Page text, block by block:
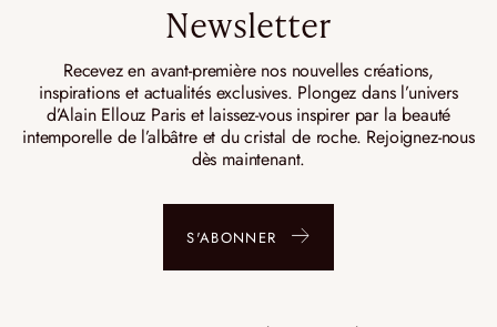
Newsletter
Recevez en avant-première nos nouvelles créations,
inspirations et actualités exclusives. Plongez dans l’univers
d’Alain Ellouz Paris et laissez-vous inspirer par la beauté
intemporelle de l’albâtre et du cristal de roche. Rejoignez-nous
dès maintenant.
S'ABONNER